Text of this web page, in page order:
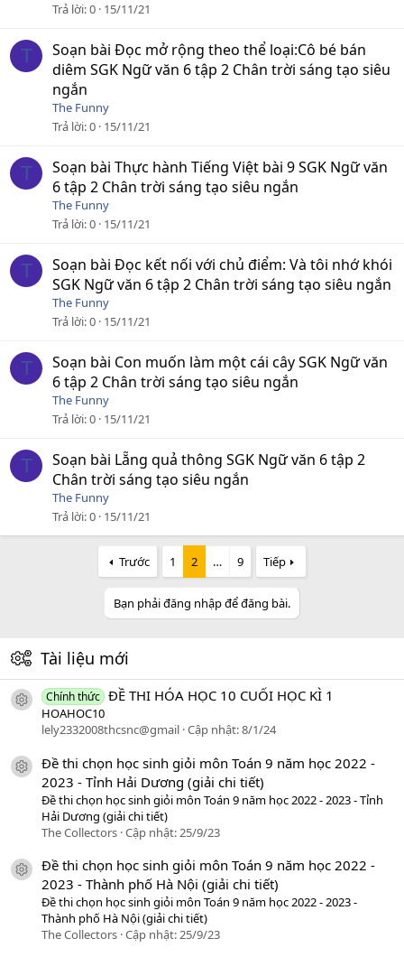
Trả lời 0 15/11/21
T
Soạn bài Đọc mở rộng theo thể loại:Cô bé bán
diêm SGK Ngữ văn 6 tập 2 Chân trời sáng tạo siêu
ngắn
The Funny
Trả lời 0 15/11/21
T
Soạn bài Thực hành Tiếng Việt bài 9 SGK Ngữ văn
6 tập 2 Chân trời sáng tạo siêu ngắn
The Funny
Trả lời 0 15/11/21
T
Soạn bài Đọc kết nối với chủ điểm: Và tôi nhớ khói
SGK Ngữ văn 6 tập 2 Chân trời sáng tạo siêu ngắn
The Funny
Trả lời 0 15/11/21
T
Soạn bài Con muốn làm một cái cây SGK Ngữ văn
6 tập 2 Chân trời sáng tạo siêu ngắn
The Funny
Trả lời 0 15/11/21
T
Soạn bài Lẵng quả thông SGK Ngữ văn 6 tập 2
Chân trời sáng tạo siêu ngắn
The Funny
Trả lời 0 15/11/21
Trước 1 2 … 9 Tiếp
Bạn phải đăng nhập để đăng bài.
Tài liệu mới
icon tài liệu
Chính thức ĐỀ THI HÓA HỌC 10 CUỐI HỌC KÌ 1
HOAHOC10
lely2332008thcsnc@gmail Cập nhật:8/1/24
icon tài liệu
Đề thi chọn học sinh giỏi môn Toán 9 năm học 2022 -
2023 - Tỉnh Hải Dương (giải chi tiết)
Đề thi chọn học sinh giỏi môn Toán 9 năm học 2022 - 2023 - Tỉnh
Hải Dương (giải chi tiết)
The Collectors Cập nhật:25/9/23
icon tài liệu
Đề thi chọn học sinh giỏi môn Toán 9 năm học 2022 -
2023 - Thành phố Hà Nội (giải chi tiết)
Đề thi chọn học sinh giỏi môn Toán 9 năm học 2022 - 2023 -
Thành phố Hà Nội (giải chi tiết)
The Collectors Cập nhật:25/9/23